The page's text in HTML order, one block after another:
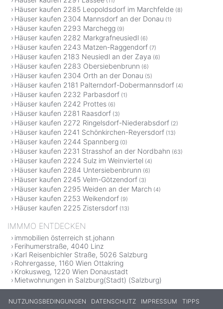
Häuser kaufen 2285 Leopoldsdorf im Marchfelde (8)
Häuser kaufen 2304 Mannsdorf an der Donau (1)
Häuser kaufen 2293 Marchegg (9)
Häuser kaufen 2282 Markgrafneusiedl (6)
Häuser kaufen 2243 Matzen-Raggendorf (7)
Häuser kaufen 2183 Neusiedl an der Zaya (6)
Häuser kaufen 2283 Obersiebenbrunn (6)
Häuser kaufen 2304 Orth an der Donau (5)
Häuser kaufen 2181 Palterndorf-Dobermannsdorf (4)
Häuser kaufen 2232 Parbasdorf (1)
Häuser kaufen 2242 Prottes (6)
Häuser kaufen 2281 Raasdorf (3)
Häuser kaufen 2272 Ringelsdorf-Niederabsdorf (2)
Häuser kaufen 2241 Schönkirchen-Reyersdorf (13)
Häuser kaufen 2244 Spannberg (0)
Häuser kaufen 2231 Strasshof an der Nordbahn (63)
Häuser kaufen 2224 Sulz im Weinviertel (4)
Häuser kaufen 2284 Untersiebenbrunn (6)
Häuser kaufen 2245 Velm-Götzendorf (3)
Häuser kaufen 2295 Weiden an der March (4)
Häuser kaufen 2253 Weikendorf (9)
Häuser kaufen 2225 Zistersdorf (13)
IMMMO ENTDECKEN
immobilien österreich st.johann
Ferihumerstraße, 4040 Linz
Karl Reisenbichler Straße, 5026 Salzburg
Rohrergasse, 1160 Wien Ottakring
Krokusweg, 1220 Wien Donaustadt
Mietwohnungen in Salzburg(Stadt) (Salzburg)
NUTZUNGSBEDINGUNGEN DATENSCHUTZ IMPRESSUM
TIPPS